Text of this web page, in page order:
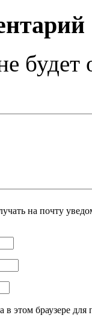
будет
на почту
в этом браузере